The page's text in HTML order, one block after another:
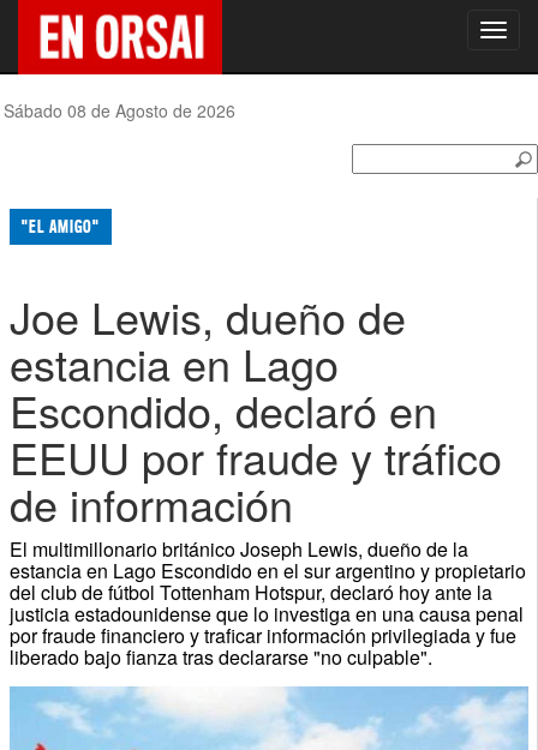
Sábado 08 de Agosto de 2026
"EL AMIGO"
Joe Lewis, dueño de
estancia en Lago
Escondido, declaró en
EEUU por fraude y tráfico
de información
El multimillonario británico Joseph Lewis, dueño de la
estancia en Lago Escondido en el sur argentino y propietario
del club de fútbol Tottenham Hotspur, declaró hoy ante la
justicia estadounidense que lo investiga en una causa penal
por fraude financiero y traficar información privilegiada y fue
liberado bajo fianza tras declararse "no culpable".